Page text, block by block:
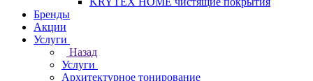
Бренды
Акции
Услуги
Назад
Услуги
Архитектурное тонирование